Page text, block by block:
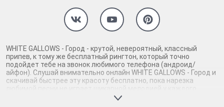
WHITE GALLOWS - Город - крутой, невероятный, классный
припев, к тому же бесплатный рингтон, который точно
подойдет тебе на звонок любимого телефона (андроид/
айфон). Слушай внимательно онлайн WHITE GALLOWS - Город и
скачивай быстрее эту красоту бесплатно, пока нарезка
любимой песни не играет шикарной мелодией у каждого
второго на звонке. Будь первым, кто скачает бесплатно сей